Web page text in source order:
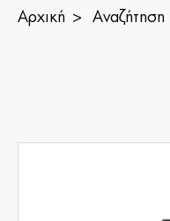
Αρχική Αναζήτηση